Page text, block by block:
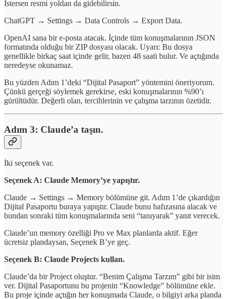
İstersen resmi yoldan da gidebilirsin.
ChatGPT → Settings → Data Controls → Export Data.
OpenAI sana bir e-posta atacak. İçinde tüm konuşmalarının JSON
formatında olduğu bir ZIP dosyası olacak. Uyarı: Bu dosya
genellikle birkaç saat içinde gelir, bazen 48 saati bulur. Ve açtığında
neredeyse okunamaz.
Bu yüzden Adım 1’deki “Dijital Pasaport” yöntemini öneriyorum.
Çünkü gerçeği söylemek gerekirse, eski konuşmalarının %90’ı
gürültüdür. Değerli olan, tercihlerinin ve çalışma tarzının özetidir.
Adım 3: Claude’a taşın.
İki seçenek var.
Seçenek A: Claude Memory’ye yapıştır.
Claude → Settings → Memory bölümüne git. Adım 1’de çıkardığın
Dijital Pasaportu buraya yapıştır. Claude bunu hafızasına alacak ve
bundan sonraki tüm konuşmalarında seni “tanıyarak” yanıt verecek.
Claude’un memory özelliği Pro ve Max planlarda aktif. Eğer
ücretsiz plandaysan, Seçenek B’ye geç.
Seçenek B: Claude Projects kullan.
Claude’da bir Project oluştur. “Benim Çalışma Tarzım” gibi bir isim
ver. Dijital Pasaportunu bu projenin “Knowledge” bölümüne ekle.
Bu proje içinde açtığın her konuşmada Claude, o bilgiyi arka planda